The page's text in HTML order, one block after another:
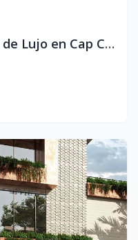
Nuevo Ícono Residencial de Lujo en Cap Cana con Vistas al Caribe